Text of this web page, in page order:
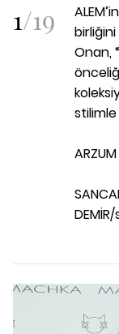
1/19
Onan,